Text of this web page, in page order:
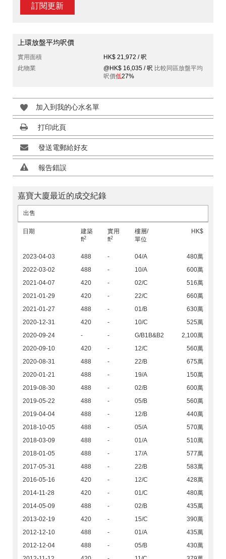
訂閱更新
上環放盤平均呎價
實用面積
HK$ 21,972 / 呎
此物業
@HK$ 16,035 / 呎 比較同區放盤平均
呎價低27%
加入到我的心水名單
打印此頁
發送電郵給好友
報告錯誤
嘉寶大廈最近的成交紀錄
出售
日期
建築
ft2
實用
ft2
樓層/
單位
HK$
2023-04-03 488 - 04/A
480萬
2022-03-02
488 - 10/A
600萬
2021-04-07
420 - 02/C
516萬
2021-01-29
420 - 22/C
660萬
2021-01-27
488 - 01/B
630萬
2020-12-31
420 - 10/C
525萬
2020-09-24
- - G/B1B&B2
2,100萬
2020-09-10
420 - 12/C
560萬
2020-08-31
488 - 22/B
675萬
2020-01-21
488 - 19/A
150萬
2019-08-30
488 - 02/B
600萬
2019-05-22
488 - 05/B
560萬
2019-04-04
488 - 12/B
440萬
2018-10-05
488 - 05/A
570萬
2018-03-09
488 - 01/A
510萬
2018-01-05
488 - 17/A
577萬
2017-05-31
488 - 22/B
583萬
2016-05-16
420 - 12/C
428萬
2014-11-28
420 - 01/C
480萬
2014-05-09
488 - 02/B
435萬
2013-02-19
420 - 15/C
390萬
2012-12-10
488 - 01/A
435萬
2012-12-04
488 - 05/B
430萬